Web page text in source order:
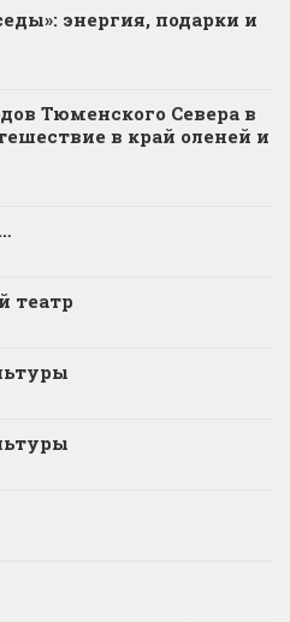
энергия, подарки и
Тюменского Севера в
в край оленей и
театр